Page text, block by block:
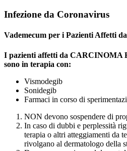
Infezione da Coronavirus
Vademecum per i Pazienti Affetti
I pazienti affetti da CARCINOMA
sono in terapia con:
Vismodegib
Sonidegib
Farmaci in corso di
NON devono sospendere di
In caso di dubbi e perplessità
terapia o altri atteggiamenti da
rivolgano al dermatologo della